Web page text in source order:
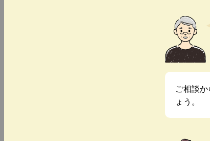
ご相談
ょう。